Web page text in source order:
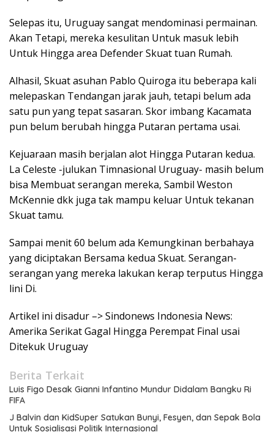
Selepas itu, Uruguay sangat mendominasi permainan.
Akan Tetapi, mereka kesulitan Untuk masuk lebih
Untuk Hingga area Defender Skuat tuan Rumah.
Alhasil, Skuat asuhan Pablo Quiroga itu beberapa kali
melepaskan Tendangan jarak jauh, tetapi belum ada
satu pun yang tepat sasaran. Skor imbang Kacamata
pun belum berubah hingga Putaran pertama usai.
Kejuaraan masih berjalan alot Hingga Putaran kedua.
La Celeste -julukan Timnasional Uruguay- masih belum
bisa Membuat serangan mereka, Sambil Weston
McKennie dkk juga tak mampu keluar Untuk tekanan
Skuat tamu.
Sampai menit 60 belum ada Kemungkinan berbahaya
yang diciptakan Bersama kedua Skuat. Serangan-
serangan yang mereka lakukan kerap terputus Hingga
lini Di.
Artikel ini disadur –> Sindonews Indonesia News:
Amerika Serikat Gagal Hingga Perempat Final usai
Ditekuk Uruguay
Berita Terkait
Luis Figo Desak Gianni Infantino Mundur Didalam Bangku Ri
FIFA
J Balvin dan KidSuper Satukan Bunyi, Fesyen, dan Sepak Bola
Untuk Sosialisasi Politik Internasional